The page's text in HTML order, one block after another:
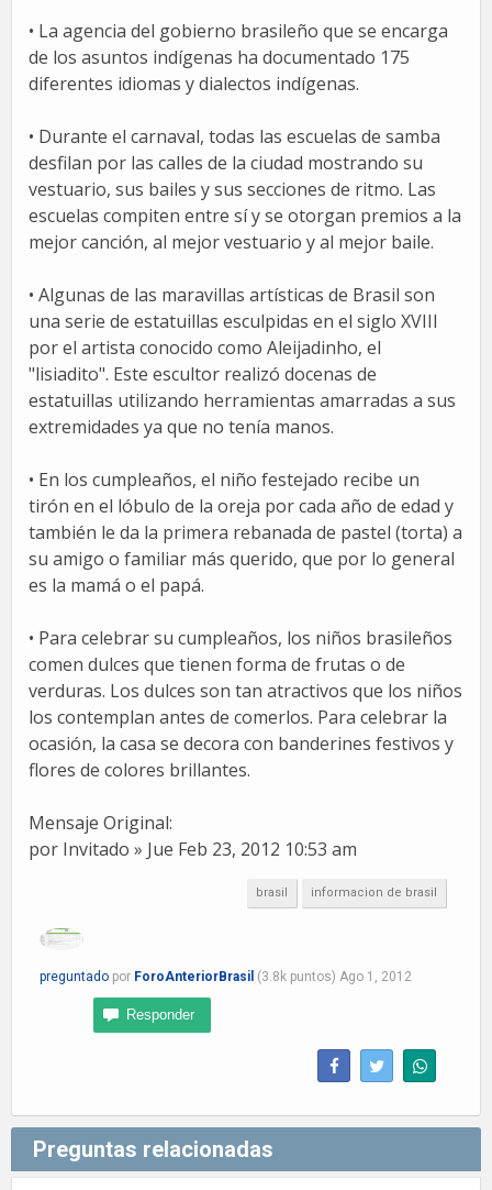
• La agencia del gobierno brasileño que se encarga
de los asuntos indígenas ha documentado 175
diferentes idiomas y dialectos indígenas.
• Durante el carnaval, todas las escuelas de samba
desfilan por las calles de la ciudad mostrando su
vestuario, sus bailes y sus secciones de ritmo. Las
escuelas compiten entre sí y se otorgan premios a la
mejor canción, al mejor vestuario y al mejor baile.
• Algunas de las maravillas artísticas de Brasil son
una serie de estatuillas esculpidas en el siglo XVIII
por el artista conocido como Aleijadinho, el
"lisiadito". Este escultor realizó docenas de
estatuillas utilizando herramientas amarradas a sus
extremidades ya que no tenía manos.
• En los cumpleaños, el niño festejado recibe un
tirón en el lóbulo de la oreja por cada año de edad y
también le da la primera rebanada de pastel (torta) a
su amigo o familiar más querido, que por lo general
es la mamá o el papá.
• Para celebrar su cumpleaños, los niños brasileños
comen dulces que tienen forma de frutas o de
verduras. Los dulces son tan atractivos que los niños
los contemplan antes de comerlos. Para celebrar la
ocasión, la casa se decora con banderines festivos y
flores de colores brillantes.
Mensaje Original:
por Invitado » Jue Feb 23, 2012 10:53 am
brasil informacion de brasil
preguntado por ForoAnteriorBrasil (3.8k puntos) Ago 1, 2012
Preguntas relacionadas